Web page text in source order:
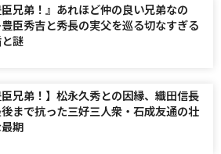
臣兄弟！』あれほど仲の良い兄弟なの
臣秀吉と秀長の実父を巡る切なすぎる
謎
臣兄弟！】松永久秀との因縁、織田信長
まで抗った三好三人衆・石成友通の壮
期